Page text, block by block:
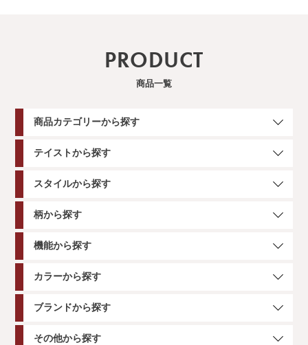
PRODUCT
商品一覧
商品カテゴリーから探す
テイストから探す
スタイルから探す
柄から探す
機能から探す
カラーから探す
ブランドから探す
その他から探す